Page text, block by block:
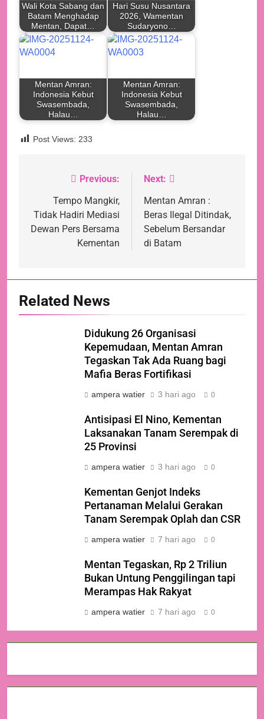
Wali Kota Sabang dan
Batam Menghadap
Mentan, Dapat…
Hari Susu Nusantara
2026, Wamentan
Sudaryono…
Mentan Amran:
Indonesia Kebut
Swasembada,
Halau…
Mentan Amran:
Indonesia Kebut
Swasembada,
Halau…
Post Views: 233
Navigasi
pos
Previous:
Tempo Mangkir,
Tidak Hadiri Mediasi
Dewan Pers Bersama
Kementan
Next:
Mentan Amran :
Beras Ilegal Ditindak,
Sebelum Bersandar
di Batam
Related News
Didukung 26 Organisasi
Kepemudaan, Mentan Amran
Tegaskan Tak Ada Ruang bagi
Mafia Beras Fortifikasi
ampera watier 3 hari ago 0
Antisipasi El Nino, Kementan
Laksanakan Tanam Serempak di
25 Provinsi
ampera watier 3 hari ago 0
Kementan Genjot Indeks
Pertanaman Melalui Gerakan
Tanam Serempak Oplah dan CSR
ampera watier 7 hari ago 0
Mentan Tegaskan, Rp 2 Triliun
Bukan Untung Penggilingan tapi
Merampas Hak Rakyat
ampera watier 7 hari ago 0